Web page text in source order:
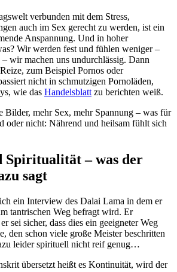
verbunden mit dem Stress,
auch im Sex gerecht zu werden, ist ein
Anspannung. Und in hoher
Wir werden fest und fühlen weniger –
wir machen uns undurchlässig. Dann
zum Beispiel Pornos oder
nicht in schmutzigen Pornoläden,
wie das Handelsblatt zu berichten weiß.
Bilder, mehr Sex, mehr Spannung – was für
oder nicht: Nährend und heilsam fühlt sich
Spiritualität – was der
sagt
ein Interview des Dalai Lama in dem er
tantrischen Weg befragt wird. Er
sei sicher, dass dies ein geeigneter Weg
den schon viele große Meister beschritten
leider spirituell nicht reif genug…
übersetzt heißt es Kontinuität, wird der